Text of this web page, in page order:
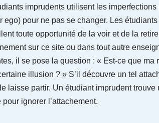
imprudents utilisent les
ego) pour ne pas se changer. Les
toute opportunité de la voir et de la
sur ce site ou dans tout autre
il se pose la question : « Est-ce que
illusion ? » S’il découvre un tel
laisse partir. Un étudiant imprudent
pour ignorer l’attachement.